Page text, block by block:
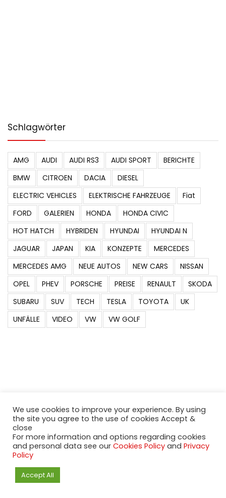
Schlagwörter
AMG AUDI AUDI RS3 AUDI SPORT
BERICHTE
BMW
CITROEN DACIA
DIESEL
ELECTRIC VEHICLES
ELEKTRISCHE FAHRZEUGE
Fiat
FORD
GALERIEN HONDA
HONDA CIVIC
HOT HATCH
HYBRIDEN HYUNDAI
HYUNDAI N
JAGUAR
JAPAN KIA KONZEPTE
MERCEDES
MERCEDES AMG
NEUE AUTOS NEW CARS
NISSAN
OPEL
PHEV PORSCHE PREISE RENAULT
SKODA
SUBARU
SUV TECH TESLA TOYOTA
UK
UNFÄLLE
VIDEO VW VW GOLF
We use cookies to improve your experience. By using
the site you agree to the use of cookies Accept &
close
For more information and options regarding cookies
and personal data see our Cookies Policy and Privacy
Policy
Accept All